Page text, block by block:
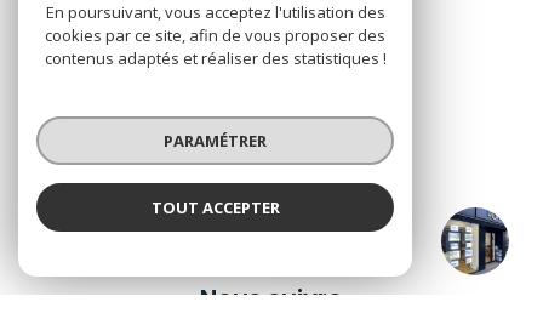
DOHM Firminy
Nous suivre
En poursuivant, vous acceptez l'utilisation des
cookies par ce site, afin de vous proposer des
contenus adaptés et réaliser des statistiques !
PARAMÉTRER
TOUT ACCEPTER